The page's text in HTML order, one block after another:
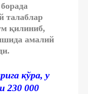
талаблар
қилиниб,
амалий
кўра, у
230 000